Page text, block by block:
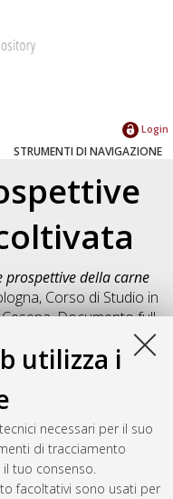
utilizza i
necessari per il suo
di tracciamento
tuo consenso.
facoltativi sono usati per
Login
STRUMENTI DI NAVIGAZIONE
prospettive della carne
Corso di Studio in
, Documento full-
Condividi
dell'autore. (